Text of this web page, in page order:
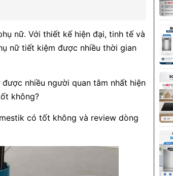
nữ. Với thiết kế hiện đại, tinh tế và
nữ tiết kiệm được nhiều thời gian
nhiều người quan tâm nhất hiện
không?
có tốt không và review dòng